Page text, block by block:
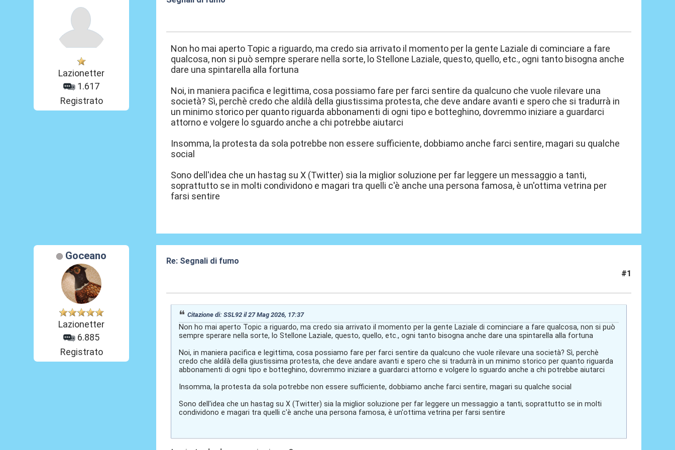
Lazionetter
1.617
Registrato
Non ho mai aperto Topic a riguardo, ma credo sia arrivato il momento per la gente Laziale di cominciare a fare
qualcosa, non si può sempre sperare nella sorte, lo Stellone Laziale, questo, quello, etc., ogni tanto bisogna anche
dare una spintarella alla fortuna
Noi, in maniera pacifica e legittima, cosa possiamo fare per farci sentire da qualcuno che vuole rilevare una
società? Sì, perchè credo che aldilà della giustissima protesta, che deve andare avanti e spero che si tradurrà in
un minimo storico per quanto riguarda abbonamenti di ogni tipo e botteghino, dovremmo iniziare a guardarci
attorno e volgere lo sguardo anche a chi potrebbe aiutarci
Insomma, la protesta da sola potrebbe non essere sufficiente, dobbiamo anche farci sentire, magari su qualche
social
Sono dell'idea che un hastag su X (Twitter) sia la miglior soluzione per far leggere un messaggio a tanti,
soprattutto se in molti condividono e magari tra quelli c'è anche una persona famosa, è un'ottima vetrina per
farsi sentire
Goceano
Lazionetter
6.885
Registrato
Re: Segnali di fumo
#1
Citazione di: SSL92 il 27 Mag 2026, 17:37
Non ho mai aperto Topic a riguardo, ma credo sia arrivato il momento per la gente Laziale di cominciare a fare qualcosa, non si può
sempre sperare nella sorte, lo Stellone Laziale, questo, quello, etc., ogni tanto bisogna anche dare una spintarella alla fortuna
Noi, in maniera pacifica e legittima, cosa possiamo fare per farci sentire da qualcuno che vuole rilevare una società? Sì, perchè
credo che aldilà della giustissima protesta, che deve andare avanti e spero che si tradurrà in un minimo storico per quanto riguarda
abbonamenti di ogni tipo e botteghino, dovremmo iniziare a guardarci attorno e volgere lo sguardo anche a chi potrebbe aiutarci
Insomma, la protesta da sola potrebbe non essere sufficiente, dobbiamo anche farci sentire, magari su qualche social
Sono dell'idea che un hastag su X (Twitter) sia la miglior soluzione per far leggere un messaggio a tanti, soprattutto se in molti
condividono e magari tra quelli c'è anche una persona famosa, è un'ottima vetrina per farsi sentire